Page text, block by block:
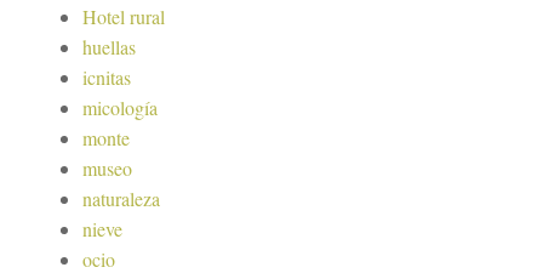
Hotel rural
huellas
icnitas
micología
monte
museo
naturaleza
nieve
ocio